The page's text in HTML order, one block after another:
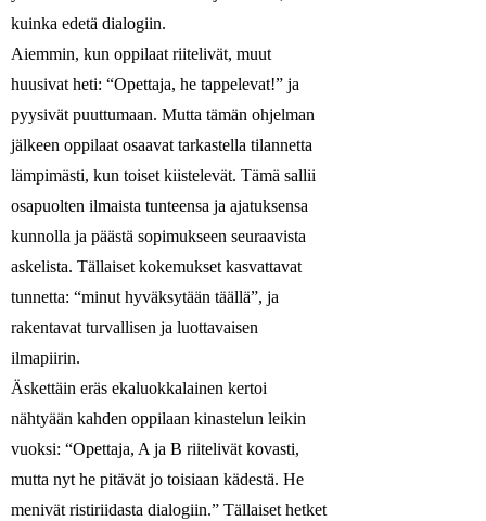
kuinka edetä dialogiin.
Aiemmin, kun oppilaat riitelivät, muut
huusivat heti: “Opettaja, he tappelevat!” ja
pyysivät puuttumaan. Mutta tämän ohjelman
jälkeen oppilaat osaavat tarkastella tilannetta
lämpimästi, kun toiset kiistelevät. Tämä sallii
osapuolten ilmaista tunteensa ja ajatuksensa
kunnolla ja päästä sopimukseen seuraavista
askelista. Tällaiset kokemukset kasvattavat
tunnetta: “minut hyväksytään täällä”, ja
rakentavat turvallisen ja luottavaisen
ilmapiirin.
Äskettäin eräs ekaluokkalainen kertoi
nähtyään kahden oppilaan kinastelun leikin
vuoksi: “Opettaja, A ja B riitelivät kovasti,
mutta nyt he pitävät jo toisiaan kädestä. He
menivät ristiriidasta dialogiin.” Tällaiset hetket